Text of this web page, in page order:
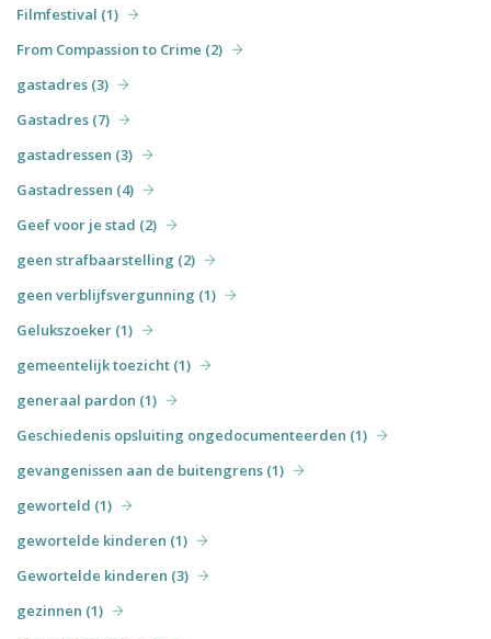
Filmfestival (1)
From Compassion to Crime (2)
gastadres (3)
Gastadres (7)
gastadressen (3)
Gastadressen (4)
Geef voor je stad (2)
geen strafbaarstelling (2)
geen verblijfsvergunning (1)
Gelukszoeker (1)
gemeentelijk toezicht (1)
generaal pardon (1)
Geschiedenis opsluiting ongedocumenteerden (1)
gevangenissen aan de buitengrens (1)
geworteld (1)
gewortelde kinderen (1)
Gewortelde kinderen (3)
gezinnen (1)